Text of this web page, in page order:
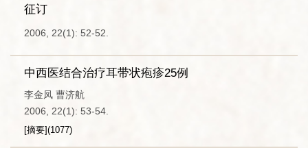
征订
2006, 22(1): 52-52.
中西医结合治疗耳带状疱疹25例
李金凤 曹济航
2006, 22(1): 53-54.
[摘要](1077)